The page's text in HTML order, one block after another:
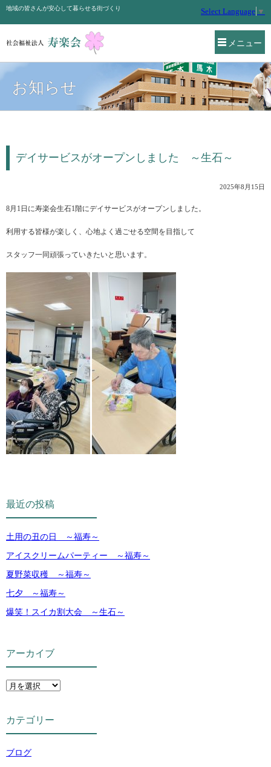
メニュー
地域の皆さんが安心して暮らせる街づくり Select Language ▼
お知らせ
デイサービスがオープンしました ～生石～
2025年8月15日
8月1日に寿楽会生石1階にデイサービスがオープンしました。
利用する皆様が楽しく、心地よく過ごせる空間を目指して
スタッフ一同頑張っていきたいと思います。
最近の投稿
土用の丑の日 ～福寿～
アイスクリームパーティー ～福寿～
夏野菜収穫 ～福寿～
七夕 ～福寿～
爆笑！スイカ割大会 ～生石～
アーカイブ
カテゴリー
ブログ